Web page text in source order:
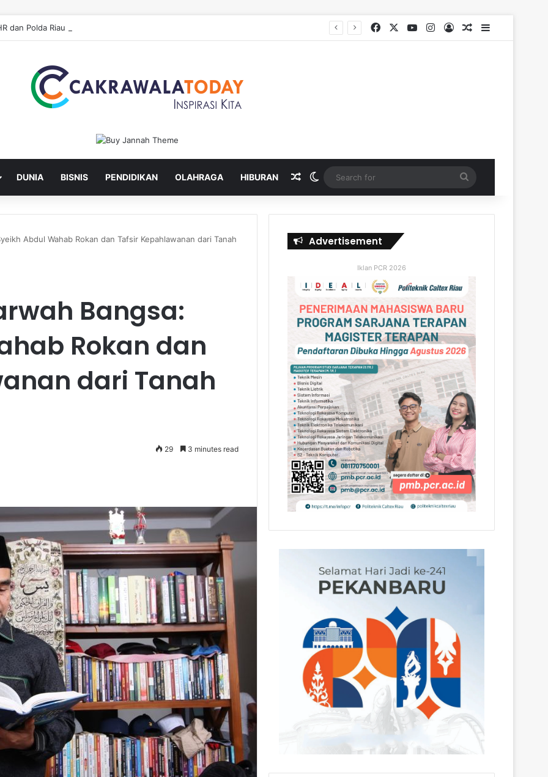
Facebook YouTubeInstagram
Log InRandom Article
DUNIA BISNIS PENDIDIKAN OLAHRAGA HIBURAN Random Article
Switch skin
for
Abdul Wahab Rokan dan Tafsir Kepahlawanan dari Tanah
Bangsa:
Rokan dan
dari Tanah
29 3 minutes read
Advertisement
Iklan PCR 2026